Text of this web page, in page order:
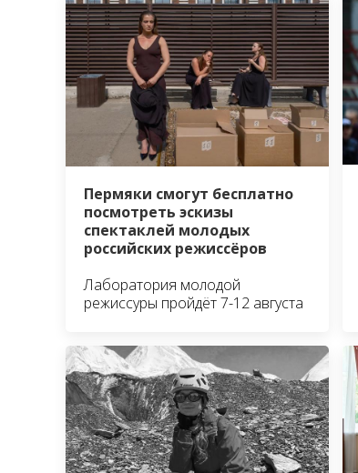
Пермяки смогут бесплатно
посмотреть эскизы
спектаклей молодых
российских режиссёров
Лаборатория молодой
режиссуры пройдёт 7-12 августа